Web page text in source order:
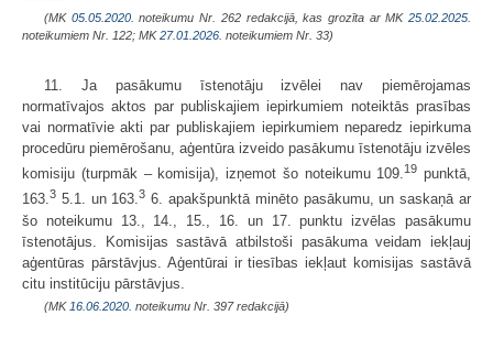
(MK 05.05.2020. noteikumu Nr. 262 redakcijā, kas grozīta ar MK25.02.2025.
noteikumiem Nr. 122; MK27.01.2026. noteikumiem Nr. 33)
11. Ja pasākumu īstenotāju izvēlei nav piemērojamas
normatīvajos aktos par publiskajiem iepirkumiem noteiktās prasības
vai normatīvie akti par publiskajiem iepirkumiem neparedz iepirkuma
procedūru piemērošanu, aģentūra izveido pasākumu īstenotāju izvēles
komisiju (turpmāk – komisija), izņemot šo noteikumu 109.19 punktā,
163.3 5.1. un 163.3 6. apakšpunktā minēto pasākumu, un saskaņā ar
šo noteikumu 13., 14., 15., 16. un 17. punktu izvēlas pasākumu
īstenotājus. Komisijas sastāvā atbilstoši pasākuma veidam iekļauj
aģentūras pārstāvjus. Aģentūrai ir tiesības iekļaut komisijas sastāvā
citu institūciju pārstāvjus.
(MK 16.06.2020. noteikumu Nr. 397 redakcijā)